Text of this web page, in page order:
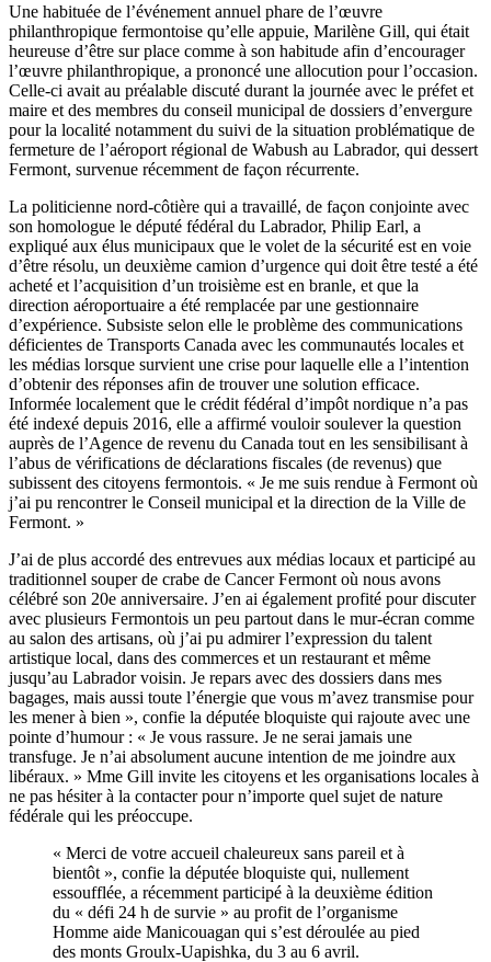
Une habituée de l’événement annuel phare de l’œuvre
philanthropique fermontoise qu’elle appuie, Marilène Gill, qui était
heureuse d’être sur place comme à son habitude afin d’encourager
l’œuvre philanthropique, a prononcé une allocution pour l’occasion.
Celle-ci avait au préalable discuté durant la journée avec le préfet et
maire et des membres du conseil municipal de dossiers d’envergure
pour la localité notamment du suivi de la situation problématique de
fermeture de l’aéroport régional de Wabush au Labrador, qui dessert
Fermont, survenue récemment de façon récurrente.
La politicienne nord-côtière qui a travaillé, de façon conjointe avec
son homologue le député fédéral du Labrador, Philip Earl, a
expliqué aux élus municipaux que le volet de la sécurité est en voie
d’être résolu, un deuxième camion d’urgence qui doit être testé a été
acheté et l’acquisition d’un troisième est en branle, et que la
direction aéroportuaire a été remplacée par une gestionnaire
d’expérience. Subsiste selon elle le problème des communications
déficientes de Transports Canada avec les communautés locales et
les médias lorsque survient une crise pour laquelle elle a l’intention
d’obtenir des réponses afin de trouver une solution efficace.
Informée localement que le crédit fédéral d’impôt nordique n’a pas
été indexé depuis 2016, elle a affirmé vouloir soulever la question
auprès de l’Agence de revenu du Canada tout en les sensibilisant à
l’abus de vérifications de déclarations fiscales (de revenus) que
subissent des citoyens fermontois. « Je me suis rendue à Fermont où
j’ai pu rencontrer le Conseil municipal et la direction de la Ville de
Fermont. »
J’ai de plus accordé des entrevues aux médias locaux et participé au
traditionnel souper de crabe de Cancer Fermont où nous avons
célébré son 20e anniversaire. J’en ai également profité pour discuter
avec plusieurs Fermontois un peu partout dans le mur-écran comme
au salon des artisans, où j’ai pu admirer l’expression du talent
artistique local, dans des commerces et un restaurant et même
jusqu’au Labrador voisin. Je repars avec des dossiers dans mes
bagages, mais aussi toute l’énergie que vous m’avez transmise pour
les mener à bien », confie la députée bloquiste qui rajoute avec une
pointe d’humour : « Je vous rassure. Je ne serai jamais une
transfuge. Je n’ai absolument aucune intention de me joindre aux
libéraux. » Mme Gill invite les citoyens et les organisations locales à
ne pas hésiter à la contacter pour n’importe quel sujet de nature
fédérale qui les préoccupe.
« Merci de votre accueil chaleureux sans pareil et à
bientôt », confie la députée bloquiste qui, nullement
essoufflée, a récemment participé à la deuxième édition
du « défi 24 h de survie » au profit de l’organisme
Homme aide Manicouagan qui s’est déroulée au pied
des monts Groulx-Uapishka, du 3 au 6 avril.